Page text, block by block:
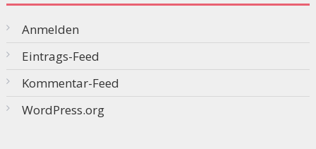
Anmelden
Eintrags-Feed
Kommentar-Feed
WordPress.org